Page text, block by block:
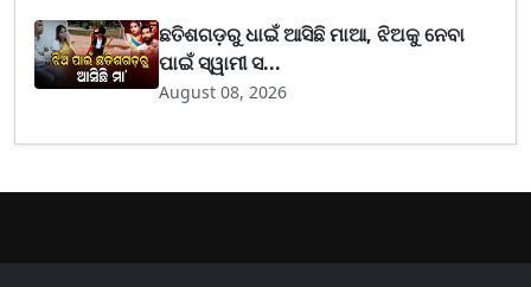
ଛତିଶଗଡ଼ରୁ ଧାଇଁ ଆସିଛି ମାଆ, ଝିଅକୁ ନେବା
ପାଇଁ ସ୍ୱାମୀ ସ...
August 08, 2026